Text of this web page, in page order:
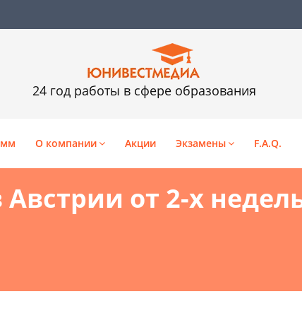
24 год работы в сфере образования
О компании Акции Экзамены F.A.Q.
от 2-х